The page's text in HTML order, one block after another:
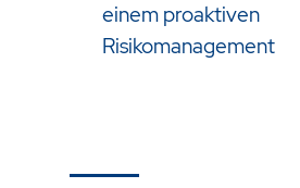
einem proaktiven
Risikomanagement